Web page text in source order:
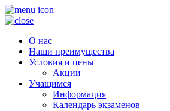
О нас
Наши преимущества
Условия и цены
Акции
Учащимся
Информация
Календарь экзаменов